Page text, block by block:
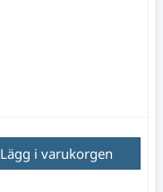
Lägg i varukorgen